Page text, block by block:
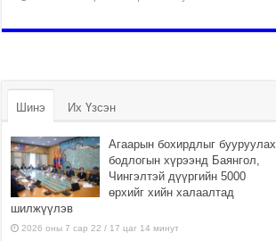
Шинэ Их Үзсэн
Агаарын бохирдлыг бууруулах
бодлогын хүрээнд Баянгол,
Чингэлтэй дүүргийн 5000
өрхийг хийн халаалтад
шилжүүлэв
2026 оны 7 сар 22 / 17 цаг 14 минут